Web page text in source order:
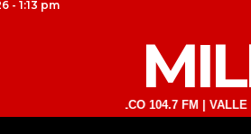
- 1:13 pm
| ATLACOMULCO 104.7 FM | VALLE DE